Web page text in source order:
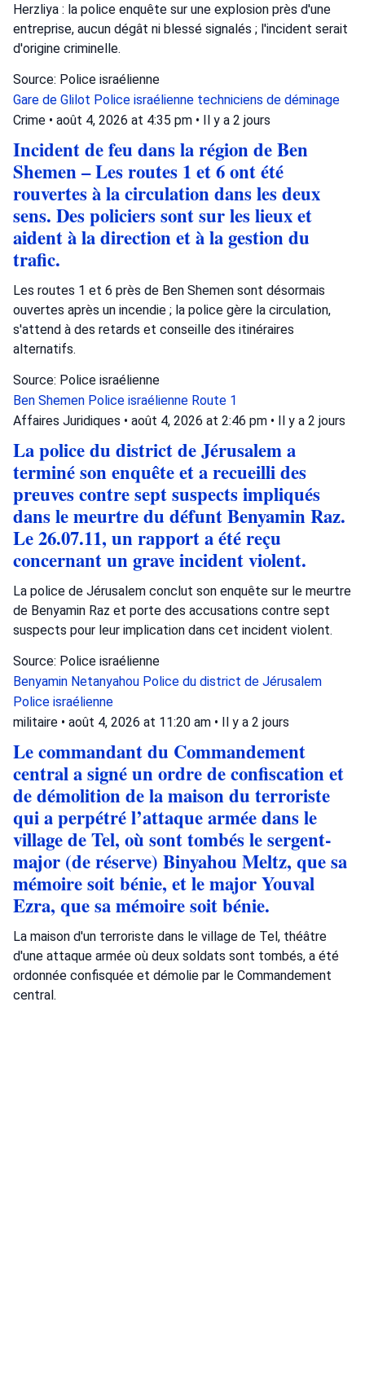
Herzliya : la police enquête sur une explosion près d'une
entreprise, aucun dégât ni blessé signalés ; l'incident serait
d'origine criminelle.
Source: Police israélienne
Gare de Glilot Police israélienne techniciens de déminage
Crime • août 4, 2026 at 4:35 pm • Il y a 2 jours
Incident de feu dans la région de Ben
Shemen – Les routes 1 et 6 ont été
rouvertes à la circulation dans les deux
sens. Des policiers sont sur les lieux et
aident à la direction et à la gestion du
trafic.
Les routes 1 et 6 près de Ben Shemen sont désormais
ouvertes après un incendie ; la police gère la circulation,
s'attend à des retards et conseille des itinéraires
alternatifs.
Source: Police israélienne
Ben Shemen Police israélienne Route 1
Affaires Juridiques • août 4, 2026 at 2:46 pm • Il y a 2 jours
La police du district de Jérusalem a
terminé son enquête et a recueilli des
preuves contre sept suspects impliqués
dans le meurtre du défunt Benyamin Raz.
Le 26.07.11, un rapport a été reçu
concernant un grave incident violent.
La police de Jérusalem conclut son enquête sur le meurtre
de Benyamin Raz et porte des accusations contre sept
suspects pour leur implication dans cet incident violent.
Source: Police israélienne
Benyamin Netanyahou Police du district de Jérusalem
Police israélienne
militaire • août 4, 2026 at 11:20 am • Il y a 2 jours
Le commandant du Commandement
central a signé un ordre de confiscation et
de démolition de la maison du terroriste
qui a perpétré l’attaque armée dans le
village de Tel, où sont tombés le sergent-
major (de réserve) Binyahou Meltz, que sa
mémoire soit bénie, et le major Youval
Ezra, que sa mémoire soit bénie.
La maison d'un terroriste dans le village de Tel, théâtre
d'une attaque armée où deux soldats sont tombés, a été
ordonnée confisquée et démolie par le Commandement
central.